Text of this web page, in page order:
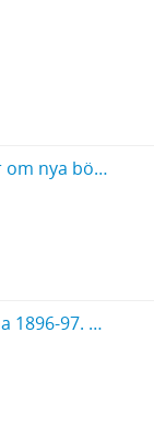
Lästa böcker. Anteckningar om nya böcker. Utdrag ur böcker. Augusti 1894. Jämte några lösa anteckningar och klipp, i ett konvolut.
Om de franska moralisterna 1896-97. Del 1.